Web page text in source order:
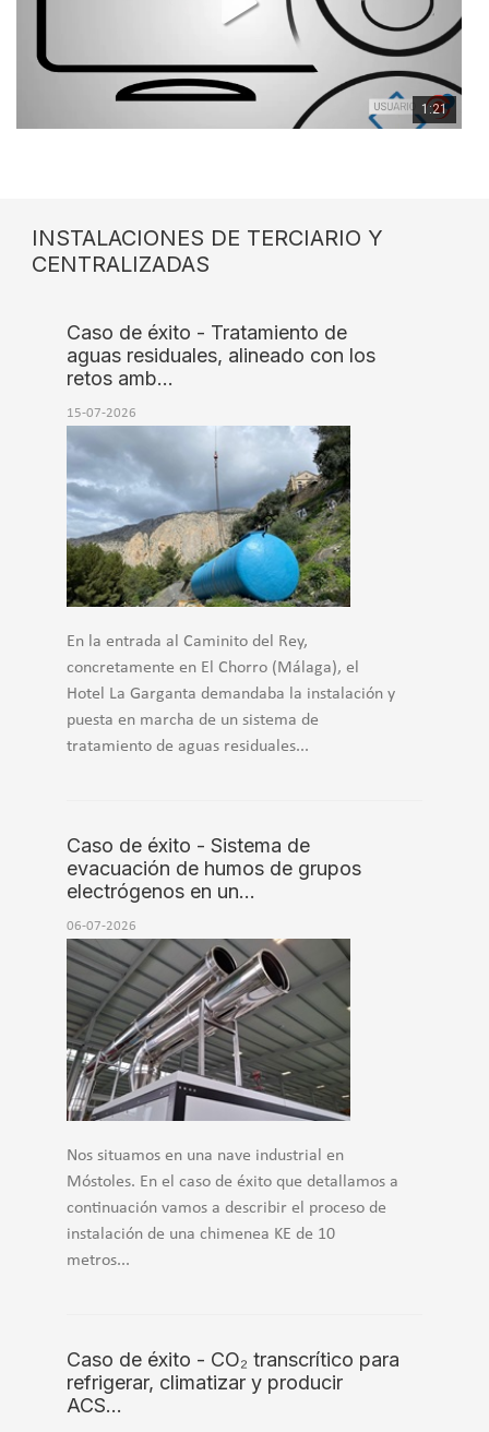
1:21
INSTALACIONES DE TERCIARIO Y
CENTRALIZADAS
Caso de éxito - Tratamiento de
aguas residuales, alineado con los
retos amb…
15-07-2026
En la entrada al Caminito del Rey,
concretamente en El Chorro (Málaga), el
Hotel La Garganta demandaba la instalación y
puesta en marcha de un sistema de
tratamiento de aguas residuales...
Caso de éxito - Sistema de
evacuación de humos de grupos
electrógenos en un…
06-07-2026
Nos situamos en una nave industrial en
Móstoles. En el caso de éxito que detallamos a
continuación vamos a describir el proceso de
instalación de una chimenea KE de 10
metros...
Caso de éxito - CO₂ transcrítico para
refrigerar, climatizar y producir
ACS…